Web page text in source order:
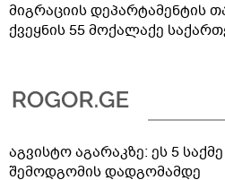
მიგრაციის დეპარტამენტის
ქვეყნის 55 მოქალაქე
აგვისტო აგარაკზე: ეს 5
შემოდგომის დადგომამდე